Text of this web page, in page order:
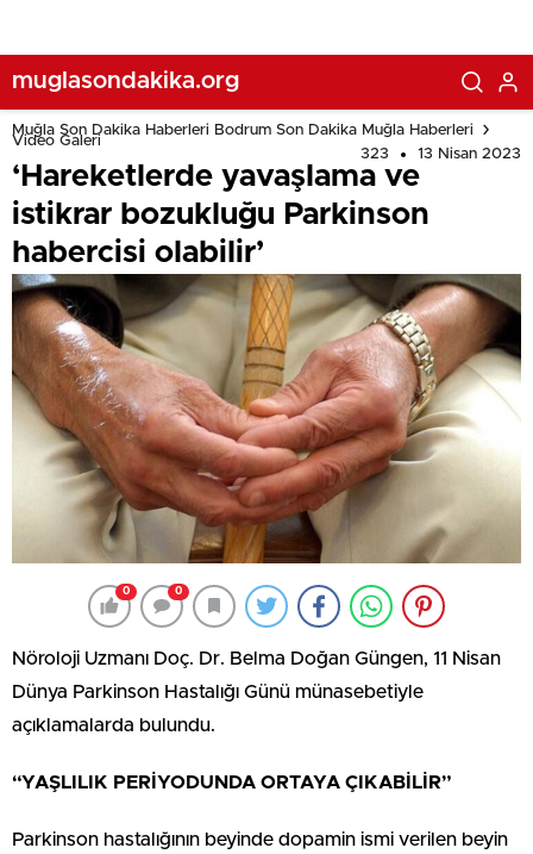
muglasondakika.org
Muğla Son Dakika Haberleri Bodrum Son Dakika Muğla Haberleri
Video Galeri
323
13 Nisan 2023
‘Hareketlerde yavaşlama ve
istikrar bozukluğu Parkinson
habercisi olabilir’
0 0
Nöroloji Uzmanı Doç. Dr. Belma Doğan Güngen, 11 Nisan
Dünya Parkinson Hastalığı Günü münasebetiyle
açıklamalarda bulundu.
“YAŞLILIK PERİYODUNDA ORTAYA ÇIKABİLİR”
Parkinson hastalığının beyinde dopamin ismi verilen beyin